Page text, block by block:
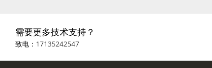
需要更多技术支持？
致电： 17135242547